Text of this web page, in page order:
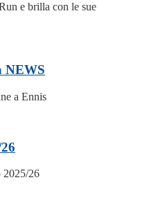
e brilla con le sue
NEWS
a Ennis
2025/26